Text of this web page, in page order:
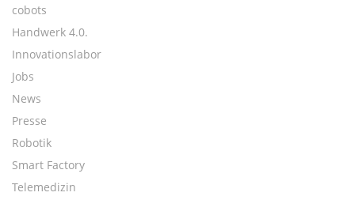
cobots
Handwerk 4.0.
Innovationslabor
Jobs
News
Presse
Robotik
Smart Factory
Telemedizin